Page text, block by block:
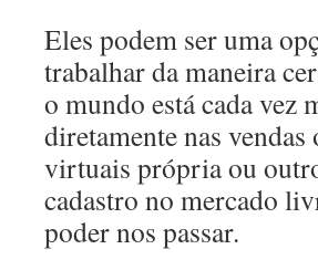
Eles podem ser uma
trabalhar da maneira
o mundo está cada vez
diretamente nas
virtuais própria ou
cadastro no mercado
poder nos passar.